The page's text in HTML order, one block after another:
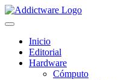
Inicio
Editorial
Hardware
Cómputo